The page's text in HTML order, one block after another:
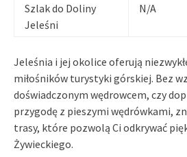
Szlak do Doliny
Jeleśni
N/A
Jeleśnia i jej okolice oferują
miłośników turystyki górskiej. Bez
doświadczonym wędrowcem, czy
przygodę z pieszymi wędrówkami,
trasy, które pozwolą Ci odkrywać
Żywieckiego.